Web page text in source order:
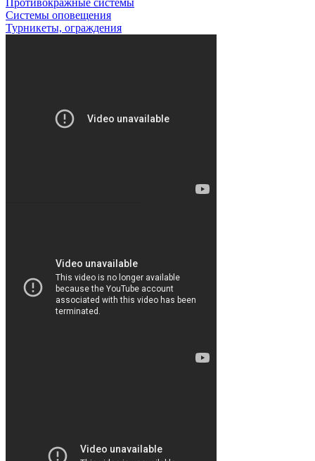
Противокражные системы
Системы оповещения
Турникеты, ограждения